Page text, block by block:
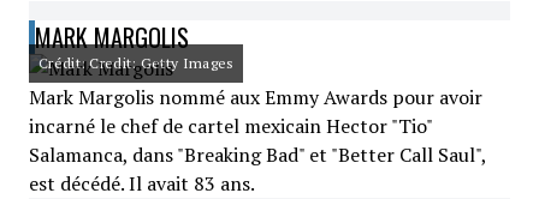
MARK MARGOLIS
Crédit: Credit: Getty Images
Mark Margolis nommé aux Emmy Awards pour avoir
incarné le chef de cartel mexicain Hector "Tio"
Salamanca, dans "Breaking Bad" et "Better Call Saul",
est décédé. Il avait 83 ans.